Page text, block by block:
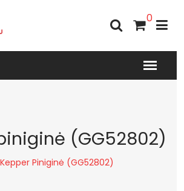
0
(GG52802)
Kepper Piniginė (GG52802)